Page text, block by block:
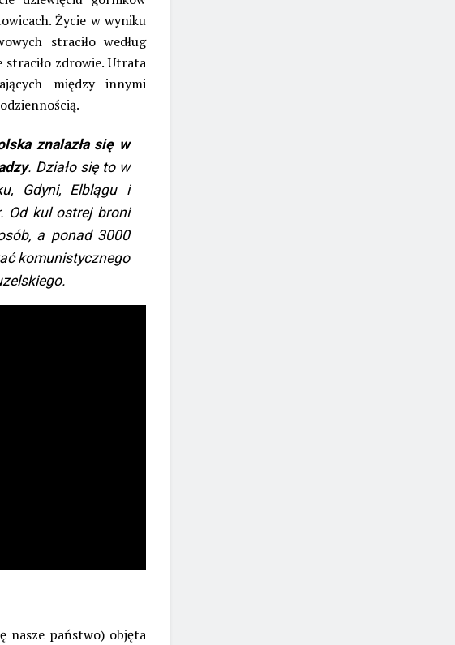
Życie w wyniku
straciło według
straciło zdrowie. Utrata
między innymi
znalazła się w
. Działo się to w
Gdyni, Elblągu i
Od kul ostrej broni
a ponad 3000
komunistycznego
nasze państwo) objęta